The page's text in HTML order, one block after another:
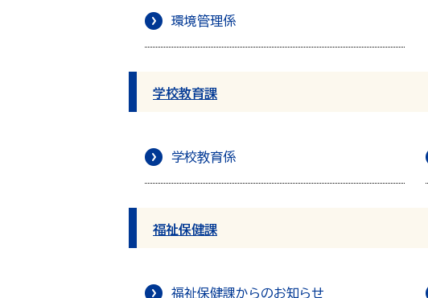
環境管理係
学校教育課
学校教育係
福祉保健課
福祉保健課からのお知らせ